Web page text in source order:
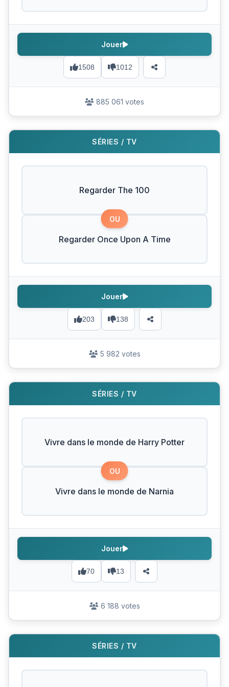
1508 1012
Jouer
885 061 votes
SÉRIES / TV
Regarder The 100
OU
Regarder Once Upon A Time
203 138
Jouer
5 982 votes
SÉRIES / TV
Vivre dans le monde de Harry Potter
OU
Vivre dans le monde de Narnia
70 13
Jouer
6 188 votes
SÉRIES / TV